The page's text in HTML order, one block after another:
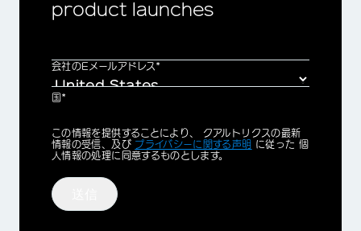
product launches
会社のEメールアドレス*
国*
Privacy
Optin
この情報を提供することにより、 クアルトリクスの最新
情報の受信、及び プライバシーに関する声明 に従った 個
人情報の処理に同意するものとします。